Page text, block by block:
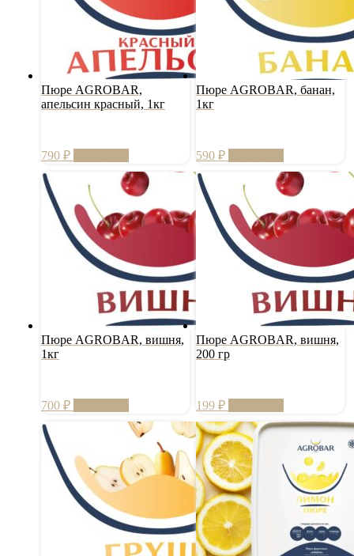
Пюре AGROBAR,
апельсин красный, 1кг
790 ₽
Пюре AGROBAR, банан,
1кг
590 ₽
Пюре AGROBAR, вишня,
1кг
700 ₽
Пюре AGROBAR, вишня,
200 гр
199 ₽